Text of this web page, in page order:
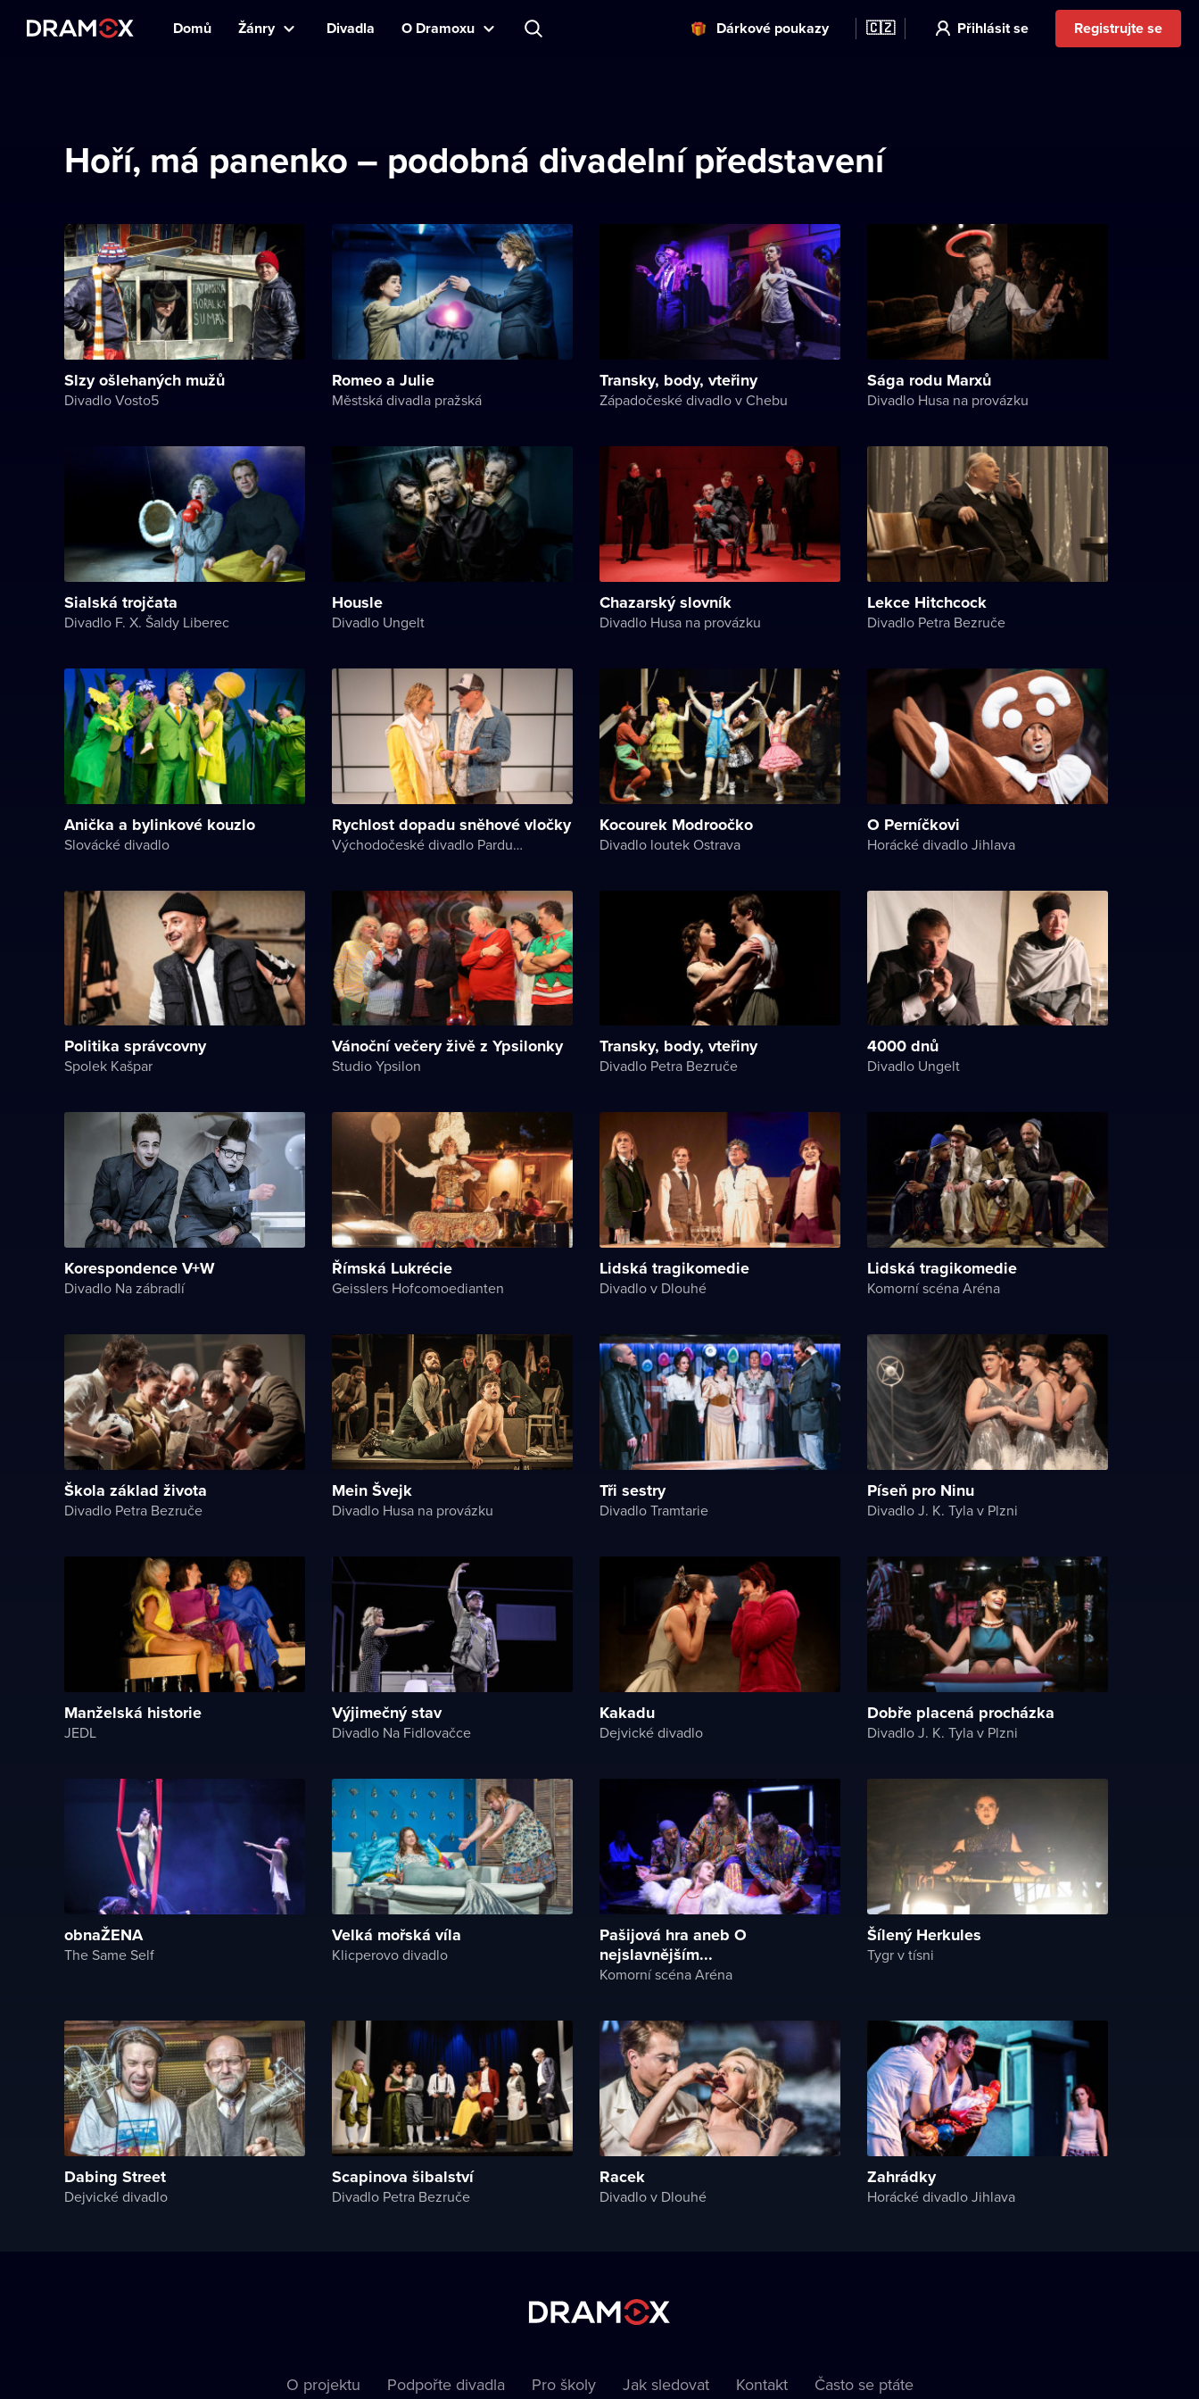
Domů Žánry Divadla O Dramoxu Dárkové poukazy 🇨🇿 Přihlásit se Registrujte se
Hoří, má panenko – podobná divadelní představení
Slzy ošlehaných mužů
Divadlo Vosto5
Romeo a Julie
Městská divadla pražská
Transky, body, vteřiny
Západočeské divadlo v Chebu
Sága rodu Marxů
Divadlo Husa na provázku
Sialská trojčata
Divadlo F. X. Šaldy Liberec
Housle
Divadlo Ungelt
Chazarský slovník
Divadlo Husa na provázku
Lekce Hitchcock
Divadlo Petra Bezruče
Anička a bylinkové kouzlo
Slovácké divadlo
Rychlost dopadu sněhové vločky
Východočeské divadlo Pardubice
Kocourek Modroočko
Divadlo loutek Ostrava
O Perníčkovi
Horácké divadlo Jihlava
Politika správcovny
Spolek Kašpar
Vánoční večery živě z Ypsilonky
Studio Ypsilon
Transky, body, vteřiny
Divadlo Petra Bezruče
4000 dnů
Divadlo Ungelt
Korespondence V+W
Divadlo Na zábradlí
Římská Lukrécie
Geisslers Hofcomoedianten
Lidská tragikomedie
Divadlo v Dlouhé
Lidská tragikomedie
Komorní scéna Aréna
Škola základ života
Divadlo Petra Bezruče
Mein Švejk
Divadlo Husa na provázku
Tři sestry
Divadlo Tramtarie
Píseň pro Ninu
Divadlo J. K. Tyla v Plzni
Manželská historie
JEDL
Výjimečný stav
Divadlo Na Fidlovačce
Kakadu
Dejvické divadlo
Dobře placená procházka
Divadlo J. K. Tyla v Plzni
obnaŽENA
The Same Self
Velká mořská víla
Klicperovo divadlo
Pašijová hra aneb O
nejslavnějším...
Komorní scéna Aréna
Šílený Herkules
Tygr v tísni
Dabing Street
Dejvické divadlo
Scapinova šibalství
Divadlo Petra Bezruče
Racek
Divadlo v Dlouhé
Zahrádky
Horácké divadlo Jihlava
O projektu Podpořte divadla Pro školy Jak sledovat Kontakt Často se ptáte